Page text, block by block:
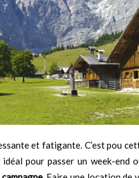
et fatigante. C’est pou
pour passer un week-end